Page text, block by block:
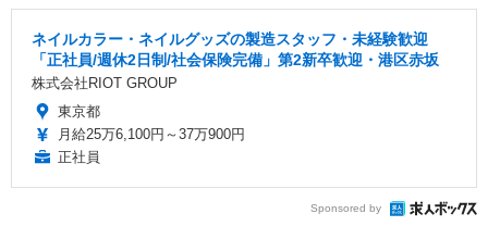
ネイルカラー・ネイルグッズの製造スタッフ・未経験歓迎
「正社員/週休2日制/社会保険完備」第2新卒歓迎・港区赤坂
株式会社RIOT GROUP
東京都
月給25万6,100円～37万900円
正社員
Sponsored by